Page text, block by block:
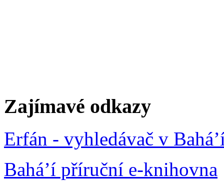
Zajímavé odkazy
Erfán - vyhledávač v
Bahá’í příruční e-knihovna